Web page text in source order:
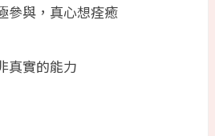
參與，真心想痊癒
真實的能力